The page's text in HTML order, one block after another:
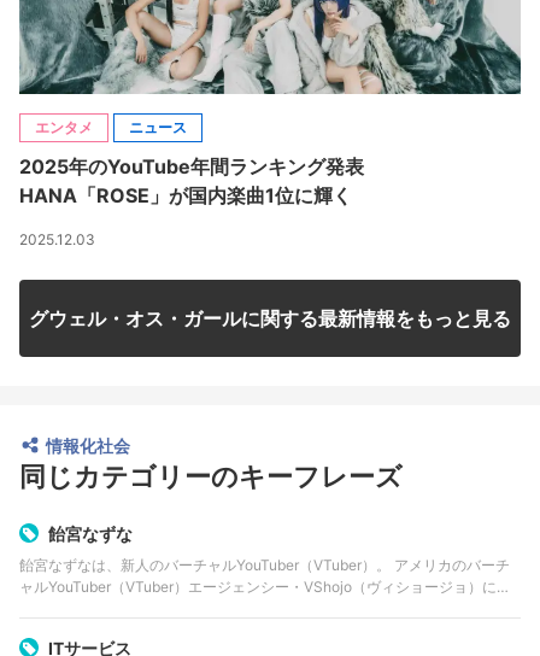
エンタメ ニュース
2025年のYouTube年間ランキング発表
HANA「ROSE」が国内楽曲1位に輝く
2025.12.03
グウェル・オス・ガールに関する最新情報をもっと見る
情報化社会
同じカテゴリーのキーフレーズ
飴宮なずな
飴宮なずなは、新人のバーチャルYouTuber（VTuber）。 アメリカのバーチ
ャルYouTuber（VTuber）エージェンシー・VShojo（ヴィショージョ）に突
ITサービス